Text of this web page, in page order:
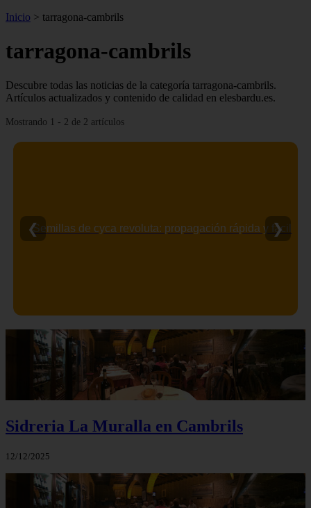
Inicio > tarragona-cambrils
tarragona-cambrils
Descubre todas las noticias de la categoría tarragona-cambrils.
Artículos actualizados y contenido de calidad en elesbardu.es.
Mostrando 1 - 2 de 2 artículos
Semillas de cyca revoluta: propagación rápida y fácil
❮ ❯
Sidreria La Muralla en Cambrils
12/12/2025